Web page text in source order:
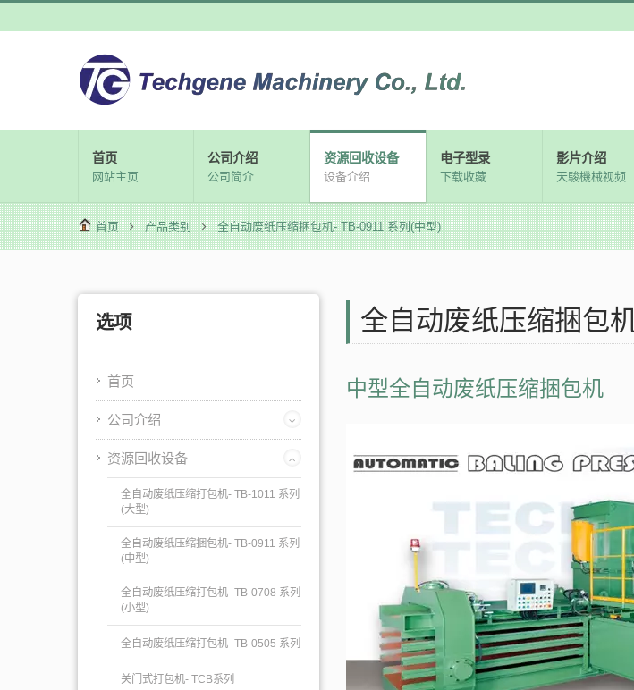
首页
网站主页
公司介绍
公司简介
资源回收设备
设备介绍
电子型录
下载收藏
影片介绍
天駿機械视频
首页 产品类别 全自动废纸压缩捆包机- TB-0911 系列(中型)
选项
首页
公司介绍
资源回收设备
全自动废纸压缩打包机- TB-1011 系列
(大型)
全自动废纸压缩捆包机- TB-0911 系列
(中型)
全自动废纸压缩打包机- TB-0708 系列
(小型)
全自动废纸压缩打包机- TB-0505 系列
关门式打包机- TCB系列
全自动废纸压缩捆包
中型全自动废纸压缩捆包机